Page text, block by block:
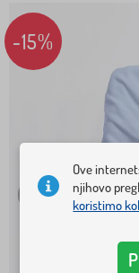
-15%
Ove
njihovo
koristimo